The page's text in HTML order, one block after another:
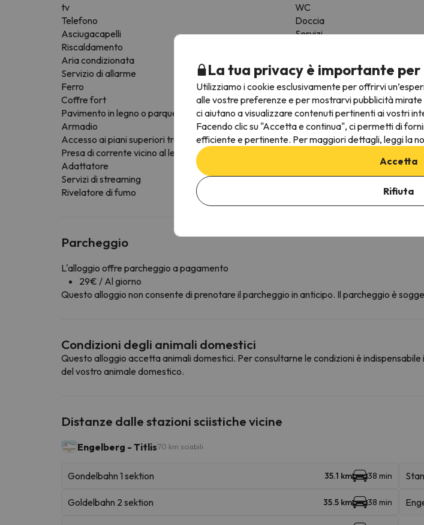
tv
Telefono
Asciugacapelli
Riscaldamento
Aria condizionata
Servizio di allarme
Ferro
Coffre fort
Pavimento in legno o parquet
Armadio
Accesso ai piani superiori tramite ascensore
Presa di corrente vicino al letto
Adattatore
Servizi di streaming
Rivelatore di fumo
WC
Doccia
Servizi
Shampoo
Gel doccia
Altri servizi
Gli asciugamani sono disponibili
Parcheggio
L'alloggio offre parcheggio a pagamento
29€ / Al giorno
Questo alloggio non consente di prenotare il parcheggio in anticipo. Il parcheggio è
Condizioni degli animali domestici
Questo alloggio accetta animali domestici. Per consultarne le condizioni è
del vostro animale domestico.
Distanze dalle stazioni sciistiche vicine
Engelberg - Titlis70 km sciabili
Gondelbahn 1 sektion 35.1 km 38 min
Goldelbahn 2 sektion 35.5 km 38 min
La tua privacy è importante per
Utilizziamo i cookie esclusivamente per offrirvi
alle vostre preferenze e per mostrarvi pubblicità
ci aiutano a visualizzare contenuti pertinenti ai vostri
Facendo clic su "Accetta e continua", ci permetti di
efficiente e pertinente. Per maggiori dettagli, leggi la
Accetta
Rifiuta